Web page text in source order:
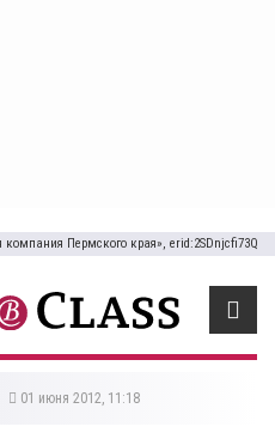
Пермского края», erid:2SDnjcfi73Q
01 июня 2012, 11:18